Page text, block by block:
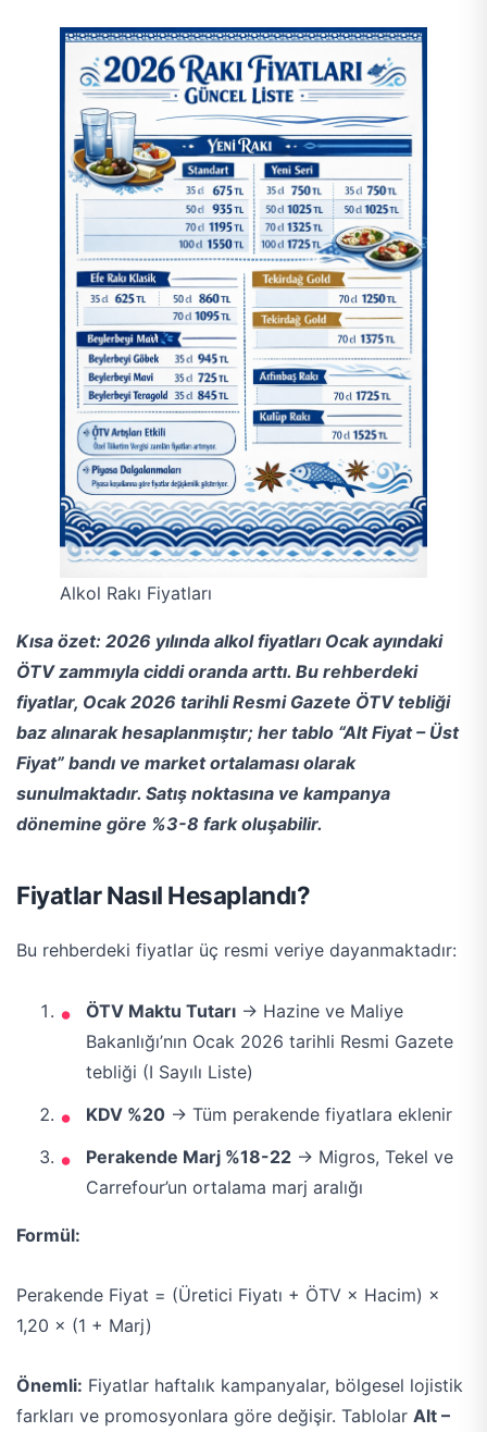
Alkol Rakı Fiyatları
Kısa özet: 2026 yılında alkol fiyatları Ocak ayındaki
ÖTV zammıyla ciddi oranda arttı. Bu rehberdeki
fiyatlar, Ocak 2026 tarihli Resmi Gazete ÖTV tebliği
baz alınarak hesaplanmıştır; her tablo “Alt Fiyat – Üst
Fiyat” bandı ve market ortalaması olarak
sunulmaktadır. Satış noktasına ve kampanya
dönemine göre %3-8 fark oluşabilir.
Fiyatlar Nasıl Hesaplandı?
Bu rehberdeki fiyatlar üç resmi veriye dayanmaktadır:
ÖTV Maktu Tutarı → Hazine ve Maliye
Bakanlığı’nın Ocak 2026 tarihli Resmi Gazete
tebliği (I Sayılı Liste)
KDV %20 → Tüm perakende fiyatlara eklenir
Perakende Marj %18-22 → Migros, Tekel ve
Carrefour’un ortalama marj aralığı
Formül:
Perakende Fiyat = (Üretici Fiyatı + ÖTV × Hacim) ×
1,20 × (1 + Marj)
Önemli: Fiyatlar haftalık kampanyalar, bölgesel lojistik
farkları ve promosyonlara göre değişir. Tablolar Alt –